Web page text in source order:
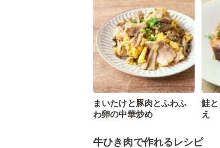
まいたけと豚肉とふわふ
わ卵の中華炒め
鮭
え
牛ひき肉で作れるレシピ